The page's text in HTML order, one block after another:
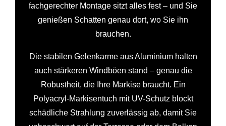
fachgerechter Montage sitzt alles fest – und Sie
genießen Schatten genau dort, wo Sie ihn
brauchen.
Die stabilen Gelenkarme aus Aluminium halten
auch stärkeren Windböen stand – genau die
Robustheit, die Ihre Markise braucht. Ein
Polyacryl-Markisentuch mit UV-Schutz blockt
schädliche Strahlung zuverlässig ab, damit Sie